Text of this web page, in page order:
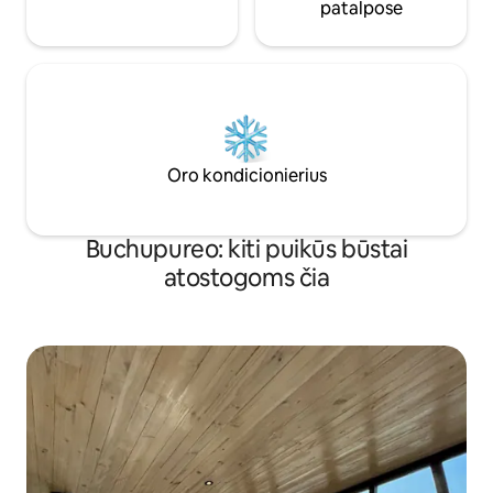
patalpose
Oro kondicionierius
Buchupureo: kiti puikūs būstai
atostogoms čia